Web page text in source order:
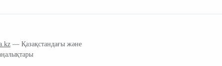
— Қазақстандағы және